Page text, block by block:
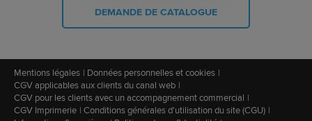
DEMANDE DE CATALOGUE
Mentions légales
Données personnelles et cookies
CGV applicables aux clients du canal web
CGV pour les clients avec un accompagnement commercial
CGV Imprimerie Conditions générales d'utilisation du site (CGU)